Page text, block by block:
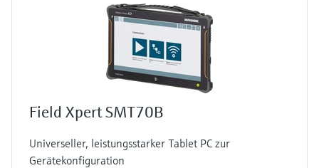
Field Xpert SMT70B
Universeller, leistungsstarker Tablet PC zur
Gerätekonfiguration